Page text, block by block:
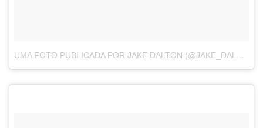
UMA FOTO PUBLICADA POR JAKE DALTON (@JAKE_DALTON)